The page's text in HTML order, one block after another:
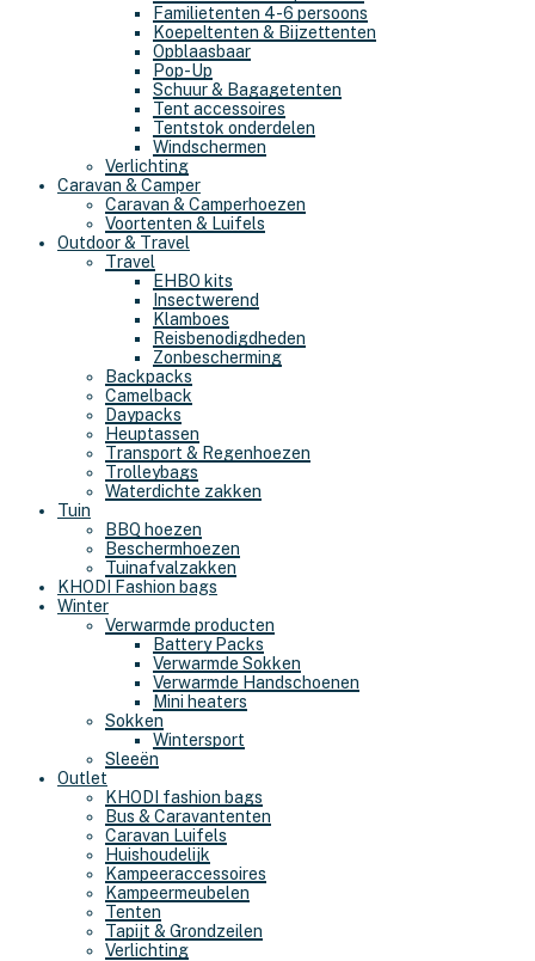
Familietenten 4-6 persoons
Koepeltenten & Bijzettenten
Opblaasbaar
Pop-Up
Schuur & Bagagetenten
Tent accessoires
Tentstok onderdelen
Windschermen
Verlichting
Caravan & Camper
Caravan & Camperhoezen
Voortenten & Luifels
Outdoor & Travel
Travel
EHBO kits
Insectwerend
Klamboes
Reisbenodigdheden
Zonbescherming
Backpacks
Camelback
Daypacks
Heuptassen
Transport & Regenhoezen
Trolleybags
Waterdichte zakken
Tuin
BBQ hoezen
Beschermhoezen
Tuinafvalzakken
KHODI Fashion bags
Winter
Verwarmde producten
Battery Packs
Verwarmde Sokken
Verwarmde Handschoenen
Mini heaters
Sokken
Wintersport
Sleeën
Outlet
KHODI fashion bags
Bus & Caravantenten
Caravan Luifels
Huishoudelijk
Kampeeraccessoires
Kampeermeubelen
Tenten
Tapijt & Grondzeilen
Verlichting